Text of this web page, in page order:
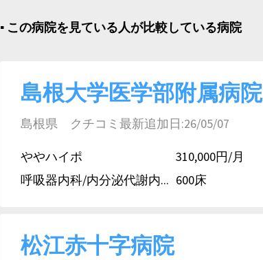
▪︎ この病院を見ている人が比較している病院
島根大学医学部附属病院
島根県 クチコミ最新追加日:26/05/07
ややハイポ
呼吸器内科/内分泌代謝内...
310,000円/月
600床
松江赤十字病院